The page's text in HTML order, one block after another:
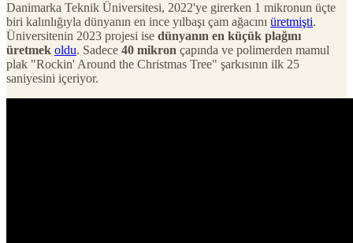
Danimarka Teknik Üniversitesi, 2022'ye girerken 1 mikronun üçte
biri kalınlığıyla dünyanın en ince yılbaşı çam ağacını üretmişti.
Üniversitenin 2023 projesi ise dünyanın en küçük plağını
üretmek oldu. Sadece 40 mikron çapında ve polimerden mamul
plak "Rockin' Around the Christmas Tree" şarkısının ilk 25
saniyesini içeriyor.